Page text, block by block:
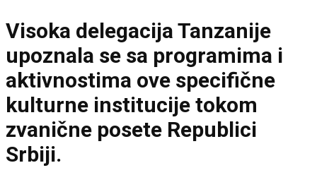
Visoka delegacija Tanzanije
upoznala se sa programima i
aktivnostima ove specifične
kulturne institucije tokom
zvanične posete Republici
Srbiji.